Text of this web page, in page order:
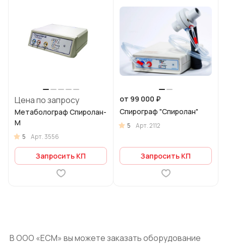
Цена по запросу
Метаболограф Спиролан-
М
5 Арт.3556
Запросить КП
от 99 000 ₽
Cпирограф "Спиролан"
5 Арт.2112
Запросить КП
В ООО «ЕСМ» вы можете заказать оборудование